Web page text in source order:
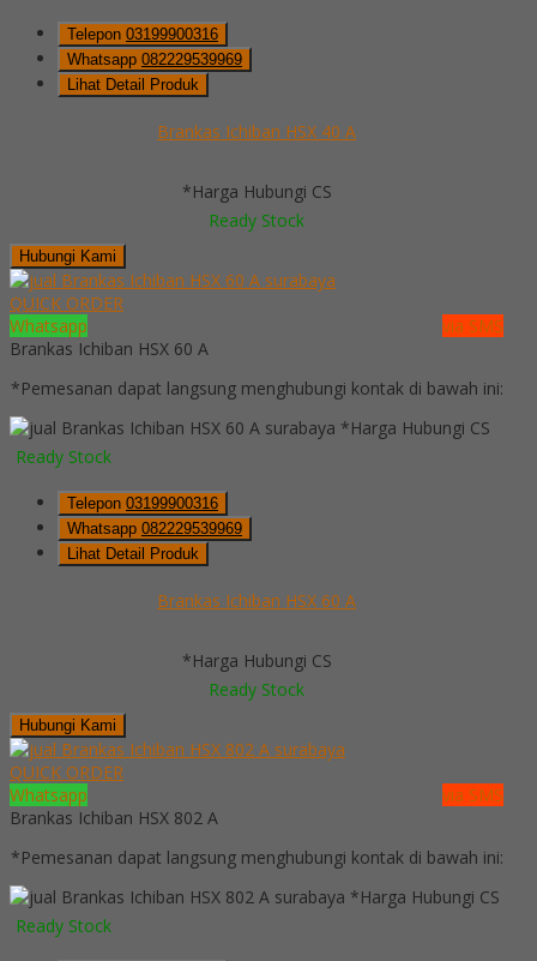
Telepon 03199900316
Whatsapp 082229539969
Lihat Detail Produk
Brankas Ichiban HSX 40 A
*Harga Hubungi CS
Ready Stock
Hubungi Kami
QUICK ORDER
Whatsapp
via SMS
Brankas Ichiban HSX 60 A
*Pemesanan dapat langsung menghubungi kontak di bawah ini:
*Harga Hubungi CS
Ready Stock
Telepon 03199900316
Whatsapp 082229539969
Lihat Detail Produk
Brankas Ichiban HSX 60 A
*Harga Hubungi CS
Ready Stock
Hubungi Kami
QUICK ORDER
Whatsapp
via SMS
Brankas Ichiban HSX 802 A
*Pemesanan dapat langsung menghubungi kontak di bawah ini:
*Harga Hubungi CS
Ready Stock